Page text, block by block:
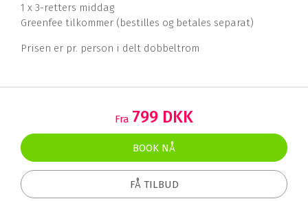
1 x 3-retters middag
Greenfee tilkommer (bestilles og betales separat)
Prisen er pr. person i delt dobbeltrom
Fra 799 DKK
BOOK NÅ
FÅ TILBUD